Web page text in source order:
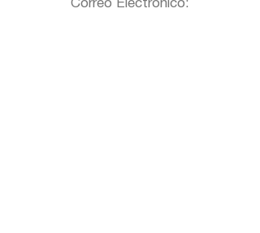
Correo Electrónico: